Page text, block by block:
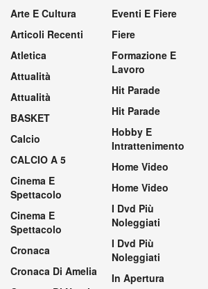
Arte E Cultura
Articoli Recenti
Atletica
Attualità
Attualità
BASKET
Calcio
CALCIO A 5
Cinema E
Spettacolo
Cinema E
Spettacolo
Cronaca
Cronaca Di Amelia
Eventi E Fiere
Fiere
Formazione E
Lavoro
Hit Parade
Hit Parade
Hobby E
Intrattenimento
Home Video
Home Video
I Dvd Più
Noleggiati
I Dvd Più
Noleggiati
In Apertura